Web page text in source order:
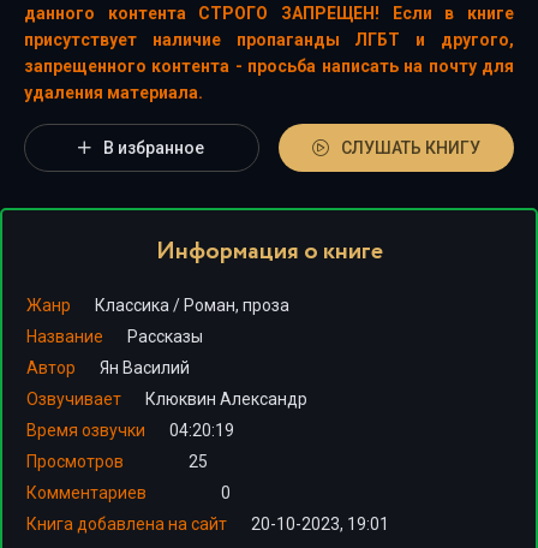
данного контента СТРОГО ЗАПРЕЩЕН! Если в книге
присутствует наличие пропаганды ЛГБТ и другого,
запрещенного контента - просьба написать на почту для
удаления материала.
В избранное СЛУШАТЬ КНИГУ
Информация о книге
Жанр Классика / Роман, проза
Название
Рассказы
Автор
Ян Василий
Озвучивает
Клюквин Александр
Время озвучки
04:20:19
Просмотров
25
Комментариев
0
Книга добавлена на сайт
20-10-2023, 19:01